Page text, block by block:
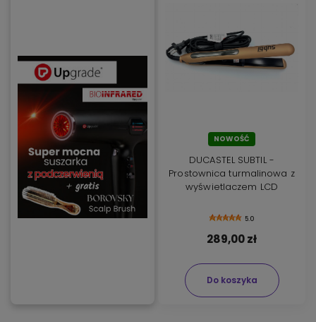
NOWOŚĆ
DUCASTEL SUBTIL -
Prostownica turmalinowa z
wyświetlaczem LCD
5.0
289,00 zł
Do koszyka